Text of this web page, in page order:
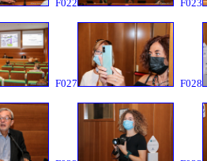
F022 F023
F027 F028